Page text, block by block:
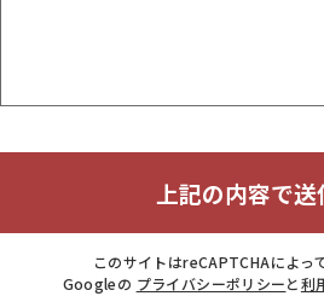
上記の内容で送
このサイトはreCAPTCHAによっ
Googleの プライバシーポリシーと利